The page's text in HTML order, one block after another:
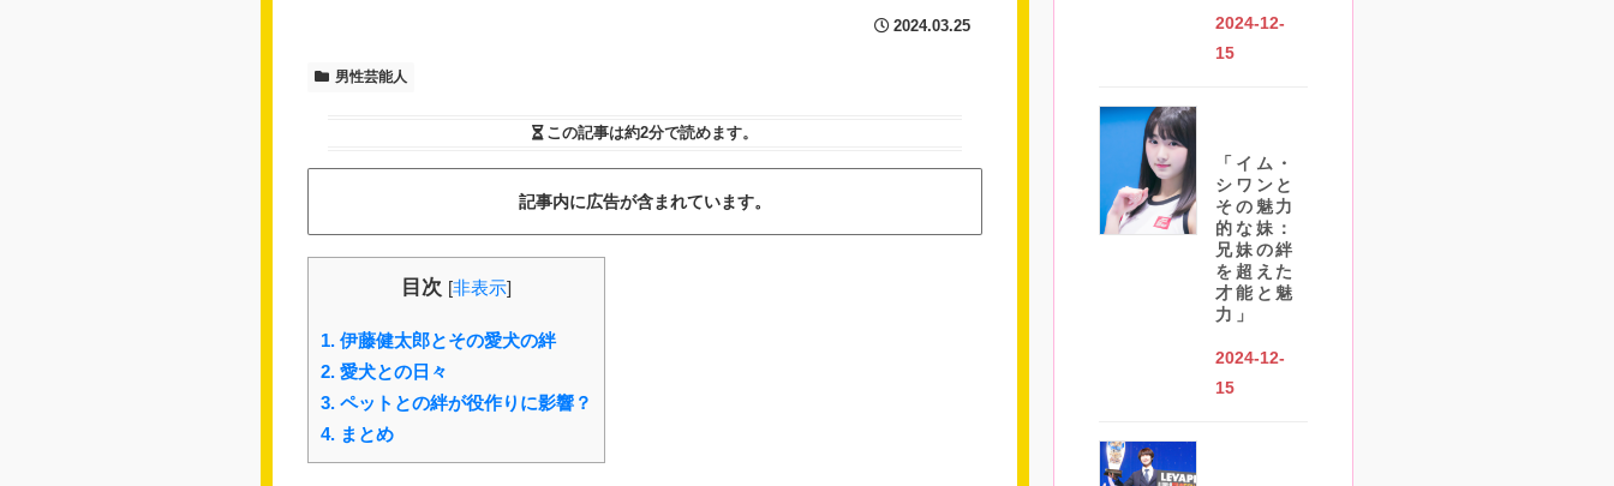
2024.03.25
男性芸能人
この記事は約2分で読めます。
記事内に広告が含まれています。
目次 [非表示]
1. 伊藤健太郎とその愛犬の絆
2. 愛犬との日々
3. ペットとの絆が役作りに影響？
4. まとめ
2024-12-
15
「イム・
シワンと
その魅力
的な妹：
兄妹の絆
を超えた
才能と魅
力」
2024-12-
15